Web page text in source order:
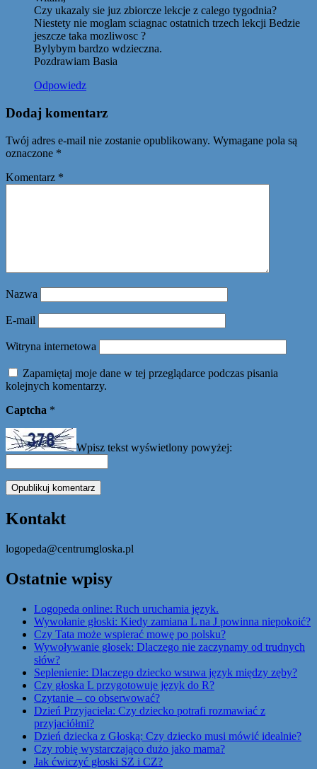
Czy ukazaly sie juz zbiorcze lekcje z calego tygodnia?
Niestety nie moglam sciagnac ostatnich trzech lekcji Bedzie
jeszcze taka mozliwosc ?
Bylybym bardzo wdzieczna.
Pozdrawiam Basia
Odpowiedz
Dodaj komentarz
Twój adres e-mail nie zostanie opublikowany. Wymagane pola są
oznaczone *
Komentarz *
Nazwa
E-mail
Witryna internetowa
Zapamiętaj moje dane w tej przeglądarce podczas pisania
kolejnych komentarzy.
Captcha *
Wpisz tekst wyświetlony powyżej:
Kontakt
logopeda@centrumgloska.pl
Ostatnie wpisy
Logopeda online: Ruch uruchamia język.
Wywołanie głoski: Kiedy zamiana L na J powinna niepokoić?
Czy Tata może wspierać mowę po polsku?
Wywoływanie głosek: Dlaczego nie zaczynamy od trudnych
słów?
Seplenienie: Dlaczego dziecko wsuwa język między zęby?
Czy głoska L przygotowuje język do R?
Czytanie – co obserwować?
Dzień Przyjaciela: Czy dziecko potrafi rozmawiać z
przyjaciółmi?
Dzień dziecka z Głoską: Czy dziecko musi mówić idealnie?
Czy robię wystarczająco dużo jako mama?
Jak ćwiczyć głoski SZ i CZ?